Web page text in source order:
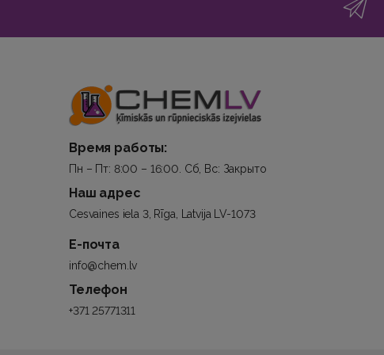
Время работы:
Пн – Пт: 8:00 – 16:00. Сб, Вс: Закрыто
Наш адрес
Cesvaines iela 3, Rīga, Latvija LV-1073
Е-почта
info@chem.lv
Телефон
+371 25771311